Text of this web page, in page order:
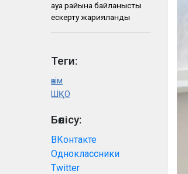
ауа райына байланысты
ескерту жарияланды
Теги:
әкім
ШҚО
Бөлісу:
ВКонтакте
Одноклассники
Twitter